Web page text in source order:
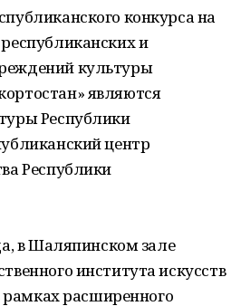
конкурса на
и
культуры
являются
Республики
центр
Республики
в Шаляпинском зале
института искусств
расширенного